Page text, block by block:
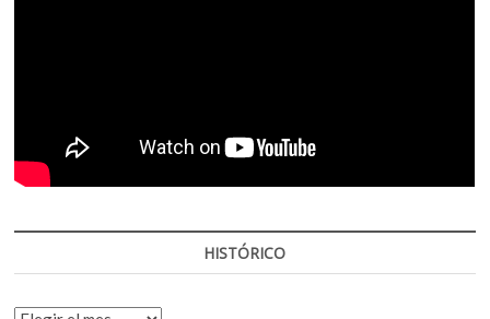
HISTÓRICO